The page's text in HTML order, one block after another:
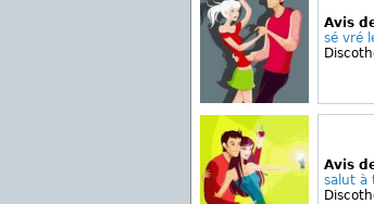
Avis
sé vré
Avis
salut à